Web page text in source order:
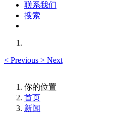
联系我们
搜索
< Previous > Next
你的位置
首页
新闻